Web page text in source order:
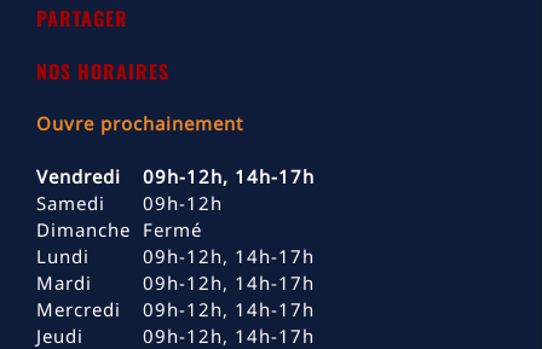
PARTAGER
NOS HORAIRES
Ouvre prochainement
Vendredi
09h-12h, 14h-17h
Samedi
09h-12h
Dimanche Fermé
Lundi
09h-12h, 14h-17h
Mardi
09h-12h, 14h-17h
Mercredi
09h-12h, 14h-17h
Jeudi
09h-12h, 14h-17h